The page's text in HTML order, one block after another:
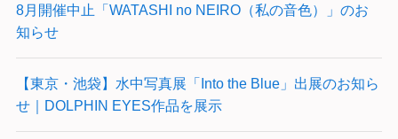
8月開催中止「WATASHI no NEIRO（私の音色）」のお
知らせ
【東京・池袋】水中写真展「Into the Blue」出展のお知ら
せ｜DOLPHIN EYES作品を展示